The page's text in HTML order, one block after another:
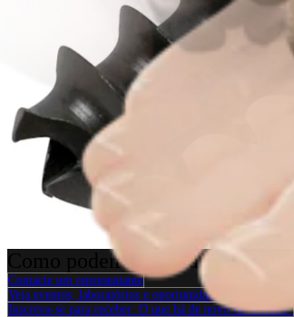
Pé e tornozelo
Osteotomia do calcâneo para pés chatos
Procedimento
Como podemos ajudar?
Contacte um representante
Veja eventos, laboratórios e oportunidades educacionais
Inscreva-se para receber: O que há de novo na Arthrex?